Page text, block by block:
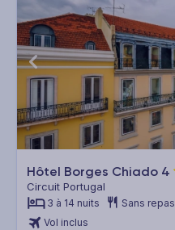
Hôtel Borges Chiado 4
Circuit Portugal
3 à 14 nuits
Sans
Vol inclus